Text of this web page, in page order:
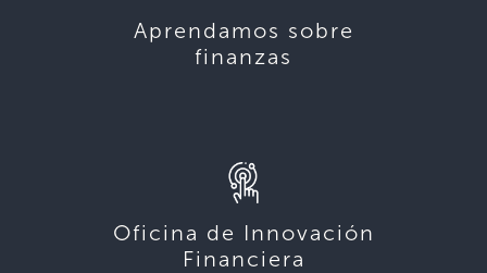
Aprendamos sobre
finanzas
Oficina de Innovación
Financiera